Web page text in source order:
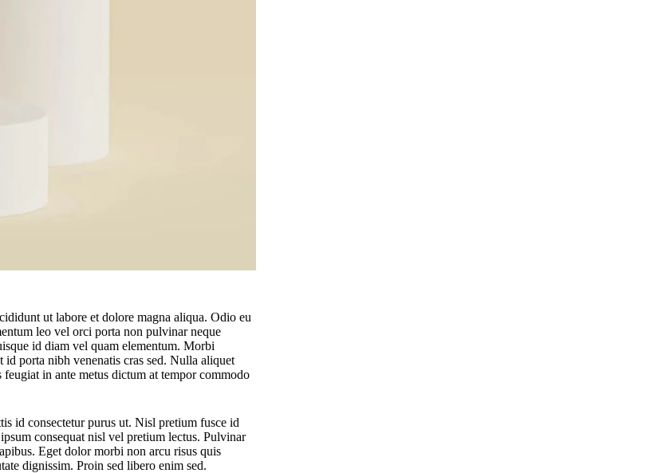
ut labore et dolore magna aliqua. Odio eu
leo vel orci porta non pulvinar neque
id diam vel quam elementum. Morbi
id porta nibh venenatis cras sed. Nulla aliquet
in ante metus dictum at tempor commodo
id consectetur purus ut. Nisl pretium fusce id
consequat nisl vel pretium lectus. Pulvinar
Eget dolor morbi non arcu risus quis
dignissim. Proin sed libero enim sed.